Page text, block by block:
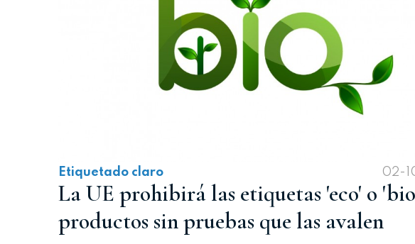
Etiquetado claro 02-
La UE prohibirá las etiquetas 'eco' o
productos sin pruebas que las avalen